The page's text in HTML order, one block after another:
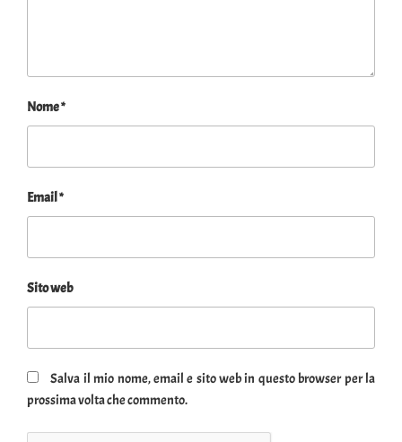
Nome*
Email*
Sito web
Salva il mio nome, email e sito web in questo browser per la
prossima volta che commento.